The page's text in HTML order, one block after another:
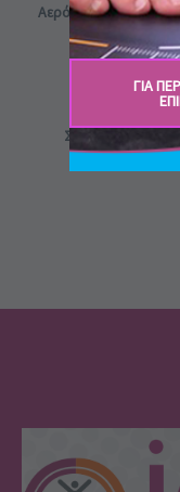
Αερόστρωμα
Medium Risk
Στρώμα Αφρολέξ
Μονόσπαστο
ΓΙΑ